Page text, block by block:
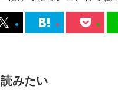
みたい